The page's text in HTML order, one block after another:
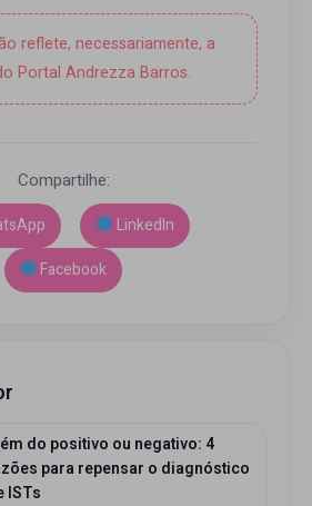
reflete, necessariamente, a
Portal Andrezza Barros.
Compartilhe:
LinkedIn
Facebook
do positivo ou negativo: 4
para repensar o diagnóstico
ISTs